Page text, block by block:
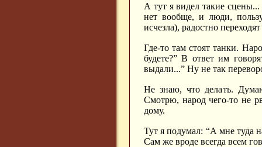
А тут я видел такие
нет вообще, и люди,
исчезла), радостно переходят
Где-то там стоят танки.
будете?” В ответ им
выдали...” Ну не так
Не знаю, что делать.
Смотрю, народ чего-то не
дому.
Тут я подумал: “А мне туда
Сам же вроде всегда всем